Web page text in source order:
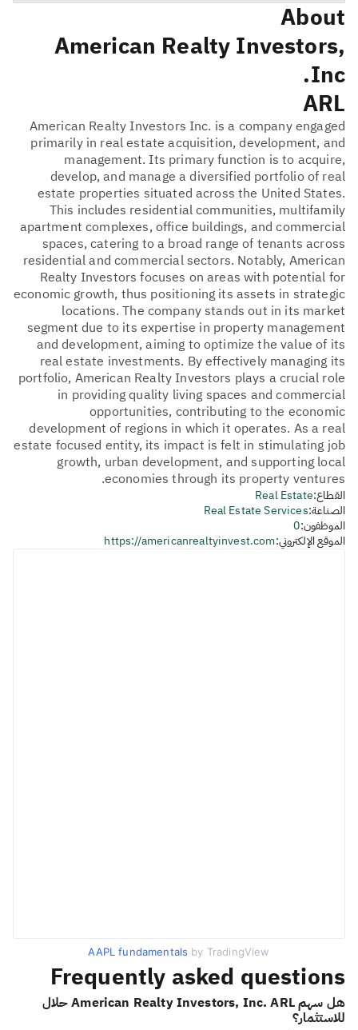
About
American Realty Investors,
Inc.
ARL
American Realty Investors Inc. is a company engaged
primarily in real estate acquisition, development, and
management. Its primary function is to acquire,
develop, and manage a diversified portfolio of real
estate properties situated across the United States.
This includes residential communities, multifamily
apartment complexes, office buildings, and commercial
spaces, catering to a broad range of tenants across
residential and commercial sectors. Notably, American
Realty Investors focuses on areas with potential for
economic growth, thus positioning its assets in strategic
locations. The company stands out in its market
segment due to its expertise in property management
and development, aiming to optimize the value of its
real estate investments. By effectively managing its
portfolio, American Realty Investors plays a crucial role
in providing quality living spaces and commercial
opportunities, contributing to the economic
development of regions in which it operates. As a real
estate focused entity, its impact is felt in stimulating job
growth, urban development, and supporting local
economies through its property ventures.
القطاع:Real Estate
الصناعة:Real Estate Services
الموظفون:0
الموقع الإلكتروني:https://americanrealtyinvest.com
AAPL fundamentals by TradingView
Frequently asked questions
هل سهم American Realty Investors, Inc. ARL حلال
للاستثمار؟